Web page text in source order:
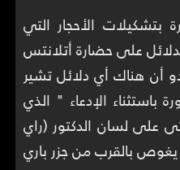
بتشكيلات الأحجار التي
على حضارة أتلانتس
أن هناك أي دلائل تشير
باستثناء الإدعاء " الذي
لسان الدكتور (راي
عندما كان يغوص بالقرب من جزر باري